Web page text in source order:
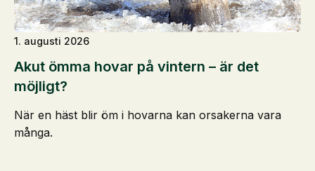
Akut ömma hovar på vintern – är det
möjligt?
1. augusti 2026
När en häst blir öm i hovarna kan orsakerna vara
många.